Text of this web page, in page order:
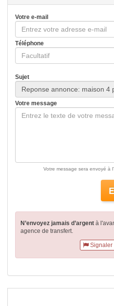
Votre e-mail
Téléphone
Sujet
Votre message
Votre message sera envoyé à
N’envoyez jamais d’argent à
agence de transfert.
Signaler